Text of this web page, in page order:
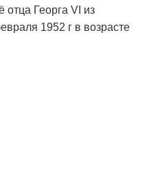
отца Георга VI из
1952 г в возрасте